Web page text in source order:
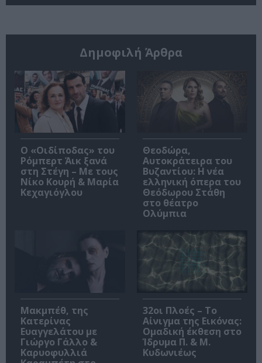
Δημοφιλή Άρθρα
O «Οιδίποδας» του
Ρόμπερτ Άικ ξανά
στη Στέγη – Με τους
Νίκο Κουρή & Μαρία
Κεχαγιόγλου
Θεοδώρα,
Αυτοκράτειρα του
Βυζαντίου: Η νέα
ελληνική όπερα του
Θεόδωρου Στάθη
στο θέατρο
Ολύμπια
Μακμπέθ, της
Κατερίνας
Ευαγγελάτου με
Γιώργο Γάλλο &
Καρυοφυλλιά
32οι Πλοές – Το
Αίνιγμα της Εικόνας:
Ομαδική έκθεση στο
Ίδρυμα Π. & Μ.
Κυδωνιέως